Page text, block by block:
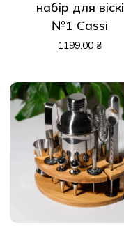
набір для віскі
№1 Cassi
1199,00 ₴